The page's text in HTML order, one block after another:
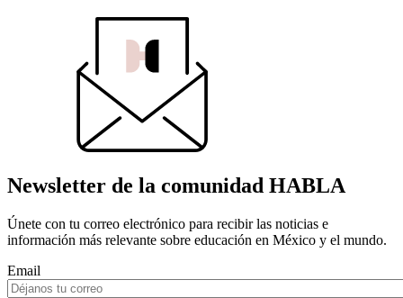
Newsletter de la comunidad HABLA
Únete con tu correo electrónico para recibir las noticias e
información más relevante sobre educación en México y el mundo.
Email